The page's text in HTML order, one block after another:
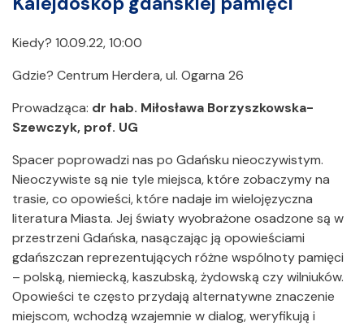
Kiedy? 10.09.22, 10:00
Gdzie? Centrum Herdera, ul. Ogarna 26
Prowadząca: dr hab. Miłosława Borzyszkowska-
Szewczyk, prof. UG
Spacer poprowadzi nas po Gdańsku nieoczywistym.
Nieoczywiste są nie tyle miejsca, które zobaczymy na
trasie, co opowieści, które nadaje im wielojęzyczna
literatura Miasta. Jej światy wyobrażone osadzone są w
przestrzeni Gdańska, nasączając ją opowieściami
gdańszczan reprezentujących różne wspólnoty pamięci
– polską, niemiecką, kaszubską, żydowską czy wilniuków.
Opowieści te często przydają alternatywne znaczenie
miejscom, wchodzą wzajemnie w dialog, weryfikują i